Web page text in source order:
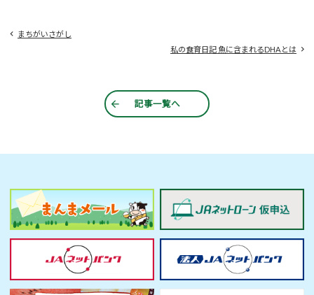
まちがいさがし
私の食育日記 魚に含まれるDHAとは
記事一覧へ